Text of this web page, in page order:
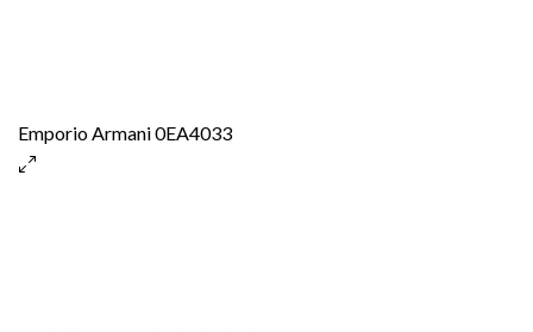
Emporio Armani 0EA4033